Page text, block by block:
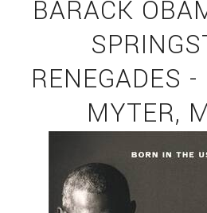
BARACK
RENEGADES
MYTER,